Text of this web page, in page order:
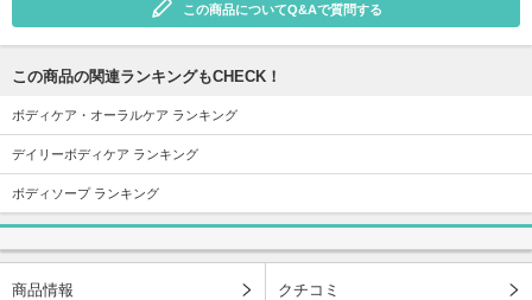
この商品についてQ&Aで質問する
この商品の関連ランキングもCHECK！
ボディケア・オーラルケア ランキング
デイリーボディケア ランキング
ボディソープ ランキング
商品情報 クチコミ